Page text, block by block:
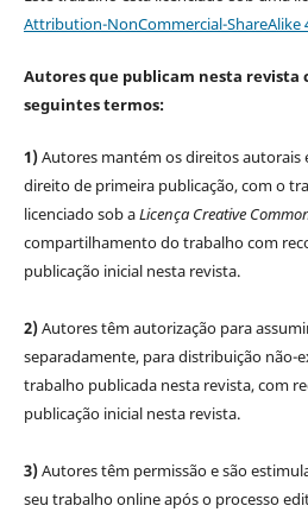
Attribution-NonCommercial-ShareAlike
Autores que publicam nesta revista
seguintes termos:
1)Autores mantém os direitos autorais
direito de primeira publicação, com o
licenciado sob aLicença Creative
compartilhamento do trabalho com
publicação inicial nesta revista.
2)Autores têm autorização para
separadamente, para distribuição não-
trabalho publicada nesta revista, com
publicação inicial nesta revista.
3)Autores têm permissão e são
seu trabalho online após o processo